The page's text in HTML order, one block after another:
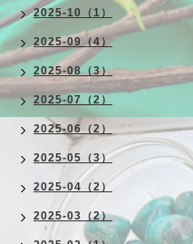
2025-10（1）
2025-09（4）
2025-08（3）
2025-07（2）
2025-06（2）
2025-05（3）
2025-04（2）
2025-03（2）